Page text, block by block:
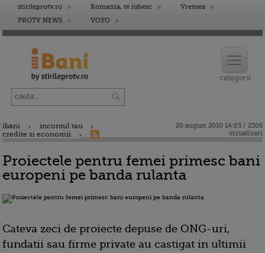
stirileprotv.ro Romania, te iubesc
Vremea
PROTV NEWS
VOYO
ibani
incontul tau
credite si economii
20 august 2010 14:03 / 2305
vizualizari
Proiectele pentru femei primesc bani
europeni pe banda rulanta
Cateva zeci de proiecte depuse de ONG-uri,
fundatii sau firme private au castigat in ultimii